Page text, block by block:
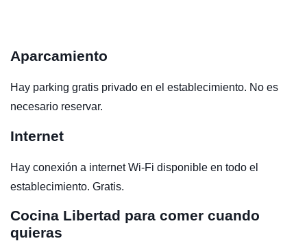
Aparcamiento
Hay parking gratis privado en el establecimiento. No es
necesario reservar.
Internet
Hay conexión a internet Wi-Fi disponible en todo el
establecimiento. Gratis.
Cocina Libertad para comer cuando
quieras